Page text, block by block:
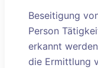
Beseitigung
Person
erkannt
die Ermittlung